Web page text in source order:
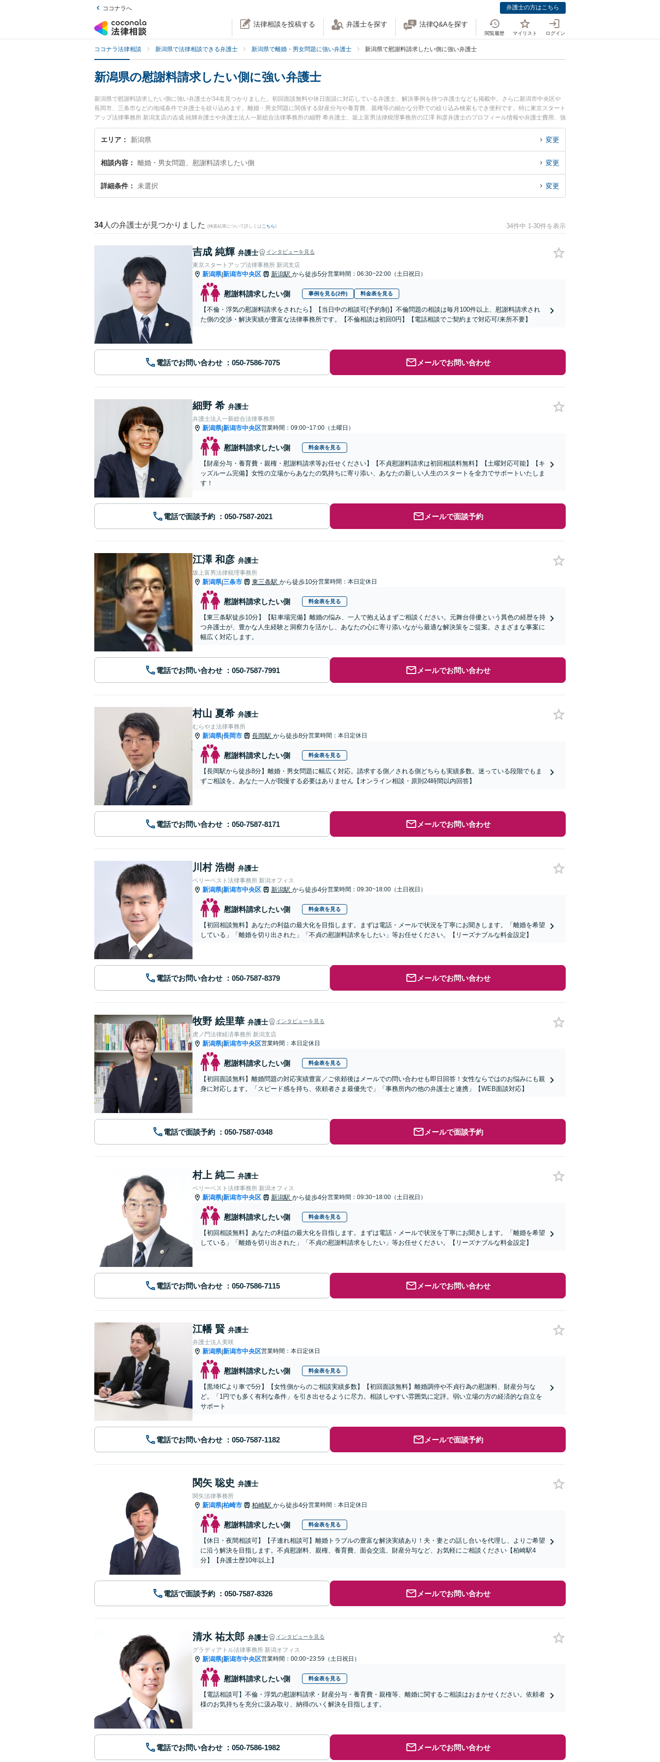
ココナラへ 弁護士の方はこちら
法律相談を投稿する 弁護士を探す 法律Q&Aを探す
閲覧履歴 マイリスト ログイン
ココナラ法律相談 新潟県で法律相談できる弁護士 新潟県で離婚・男女問題に強い弁護士 新潟県で慰謝料請求したい側に強い弁護士
新潟県の慰謝料請求したい側に強い弁護士
新潟県で慰謝料請求したい側に強い弁護士が34名見つかりました。初回面談無料や休日面談に対応している弁護士、解決事例を持つ弁護士なども掲載中。さらに新潟市中央区や
長岡市、三条市などの地域条件で弁護士を絞り込めます。離婚・男女問題に関係する財産分与や養育費、親権等の細かな分野での絞り込み検索もでき便利です。特に東京スタート
アップ法律事務所 新潟支店の吉成 純輝弁護士や弁護士法人一新総合法律事務所の細野 希弁護士、坂上富男法律税理事務所の江澤 和彦弁護士のプロフィール情報や弁護士費用、強
みなどが注目されています。『新潟県で土日や夜間に発生した慰謝料請求したい側のトラブルを今すぐに弁護士に相談したい』『慰謝料請求したい側のトラブル解決の実績豊富な
近くの弁護士を検索したい』『初回相談無料で慰謝料請求したい側を法律相談できる新潟県内の弁護士に相談予約したい』などでお困りの相談者さんにおすすめです。
エリア 新潟県 変更
相談内容 離婚・男女問題、慰謝料請求したい側 変更
詳細条件 未選択 変更
34 人の弁護士が見つかりました (検索結果について詳しくは こちら) 34件中 1-30件を表示
吉成 純輝 弁護士 インタビューを見る
東京スタートアップ法律事務所 新潟支店
新潟県|新潟市中央区 新潟駅 から徒歩5分営業時間：06:30~22:00（土日祝日）
慰謝料請求したい側 事例を見る(2件) 料金表を見る
【不倫・浮気の慰謝料請求をされたら】【当日中の相談可(予約制)】不倫問題の相談は毎月100件以上、慰謝料請求され
た側の交渉・解決実績が豊富な法律事務所です。【不倫相談は初回0円】【電話相談でご契約まで対応可/来所不要】
電話でお問い合わせ メールでお問い合わせ
細野 希 弁護士
弁護士法人一新総合法律事務所
新潟県|新潟市中央区営業時間：09:00~17:00（土曜日）
慰謝料請求したい側 料金表を見る
【財産分与・養育費・親権・慰謝料請求等お任せください】【不貞慰謝料請求は初回相談料無料】【土曜対応可能】【キ
ッズルーム完備】女性の立場からあなたの気持ちに寄り添い、あなたの新しい人生のスタートを全力でサポートいたしま
す！
電話で面談予約 メールで面談予約
江澤 和彦 弁護士
坂上富男法律税理事務所
新潟県|三条市 東三条駅 から徒歩10分営業時間：本日定休日
慰謝料請求したい側 料金表を見る
【東三条駅徒歩10分】【駐車場完備】離婚の悩み、一人で抱え込まずご相談ください。元舞台俳優という異色の経歴を持
つ弁護士が、豊かな人生経験と洞察力を活かし、あなたの心に寄り添いながら最適な解決策をご提案。さまざまな事案に
幅広く対応します。
電話でお問い合わせ メールでお問い合わせ
村山 夏希 弁護士
むらやま法律事務所
新潟県|長岡市 長岡駅 から徒歩8分営業時間：本日定休日
慰謝料請求したい側 料金表を見る
【長岡駅から徒歩8分】離婚・男女問題に幅広く対応。請求する側／される側どちらも実績多数。迷っている段階でもま
ずご相談を。あなた一人が我慢する必要はありません【オンライン相談・原則24時間以内回答】
電話でお問い合わせ メールでお問い合わせ
川村 浩樹 弁護士
ベリーベスト法律事務所 新潟オフィス
新潟県|新潟市中央区 新潟駅 から徒歩4分営業時間：09:30~18:00（土日祝日）
慰謝料請求したい側 料金表を見る
【初回相談無料】あなたの利益の最大化を目指します。まずは電話・メールで状況を丁寧にお聞きします。「離婚を希望
している」「離婚を切り出された」「不貞の慰謝料請求をしたい」等お任せください。【リーズナブルな料金設定】
電話でお問い合わせ メールでお問い合わせ
牧野 絵里華 弁護士 インタビューを見る
虎ノ門法律経済事務所 新潟支店
新潟県|新潟市中央区営業時間：本日定休日
慰謝料請求したい側 料金表を見る
【初回面談無料】離婚問題の対応実績豊富／ご依頼後はメールでの問い合わせも即日回答！女性ならではのお悩みにも親
身に対応します。「スピード感を持ち、依頼者さま最優先で」「事務所内の他の弁護士と連携」【WEB面談対応】
電話で面談予約 メールで面談予約
村上 純二 弁護士
ベリーベスト法律事務所 新潟オフィス
新潟県|新潟市中央区 新潟駅 から徒歩4分営業時間：09:30~18:00（土日祝日）
慰謝料請求したい側 料金表を見る
【初回相談無料】あなたの利益の最大化を目指します。まずは電話・メールで状況を丁寧にお聞きします。「離婚を希望
している」「離婚を切り出された」「不貞の慰謝料請求をしたい」等お任せください。【リーズナブルな料金設定】
電話でお問い合わせ メールでお問い合わせ
江幡 賢 弁護士
弁護士法人美咲
新潟県|新潟市中央区営業時間：本日定休日
慰謝料請求したい側 料金表を見る
【黒埼ICより車で5分】【女性側からのご相談実績多数】【初回面談無料】離婚調停や不貞行為の慰謝料、財産分与な
ど。「1円でも多く有利な条件」を引き出せるように尽力。相談しやすい雰囲気に定評。弱い立場の方の経済的な自立を
サポート
電話でお問い合わせ メールで面談予約
関矢 聡史 弁護士
関矢法律事務所
新潟県|柏崎市 柏崎駅 から徒歩4分営業時間：本日定休日
慰謝料請求したい側 料金表を見る
【休日・夜間相談可】【子連れ相談可】離婚トラブルの豊富な解決実績あり！夫・妻との話し合いを代理し、よりご希望
に沿う解決を目指します。不貞慰謝料、親権、養育費、面会交流、財産分与など、お気軽にご相談ください【柏崎駅4
分】【弁護士歴10年以上】
電話で面談予約 メールでお問い合わせ
清水 祐太郎 弁護士 インタビューを見る
グラディアトル法律事務所 新潟オフィス
新潟県|新潟市中央区営業時間：00:00~23:59（土日祝日）
慰謝料請求したい側 料金表を見る
【電話相談可】不倫・浮気の慰謝料請求・財産分与・養育費・親権等、離婚に関するご相談はおまかせください。依頼者
様のお気持ちを充分に汲み取り、納得のいく解決を目指します。
電話でお問い合わせ メールでお問い合わせ